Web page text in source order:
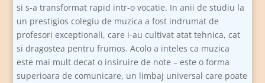
si s-a transformat rapid intr-o vocatie. In anii de studiu la
un prestigios colegiu de muzica a fost indrumat de
profesori exceptionali, care i-au cultivat atat tehnica, cat
si dragostea pentru frumos. Acolo a inteles ca muzica
este mai mult decat o insiruire de note – este o forma
superioara de comunicare, un limbaj universal care poate